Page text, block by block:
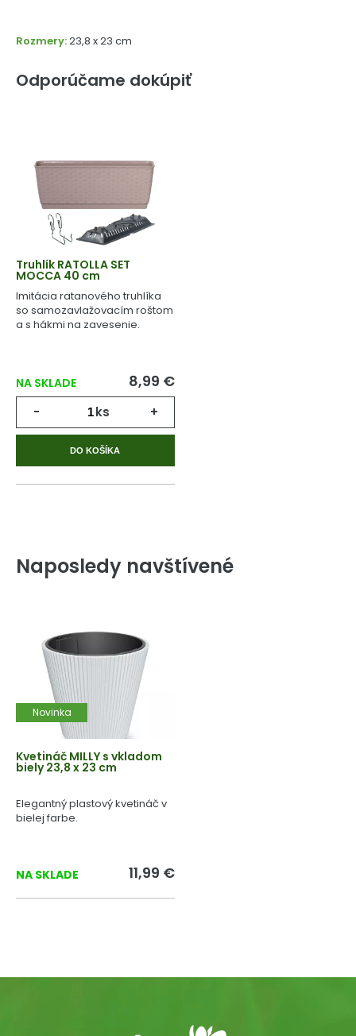
Rozmery:23,8 x 23 cm
Odporúčame dokúpiť
Truhlík RATOLLA SET
MOCCA 40 cm
Imitácia ratanového truhlíka
so samozavlažovacím roštom
a s hákmi na zavesenie.
NA SKLADE 8,99 €
- ks +
DO KOŠÍKA
Naposledy navštívené
Novinka
Kvetináč MILLY s vkladom
biely 23,8 x 23 cm
Elegantný plastový kvetináč v
bielej farbe.
NA SKLADE 11,99 €